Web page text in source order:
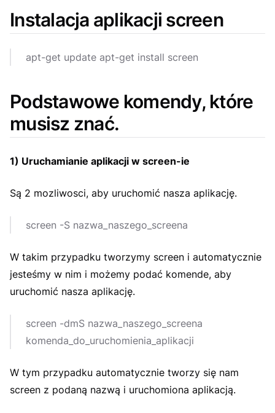
Instalacja aplikacji screen
apt-get update apt-get install screen
Podstawowe komendy, które
musisz znać.
1) Uruchamianie aplikacji w screen-ie
Są 2 mozliwosci, aby uruchomić nasza aplikację.
screen -S nazwa_naszego_screena
W takim przypadku tworzymy screen i automatycznie
jesteśmy w nim i możemy podać komende, aby
uruchomić nasza aplikację.
screen -dmS nazwa_naszego_screena
komenda_do_uruchomienia_aplikacji
W tym przypadku automatycznie tworzy się nam
screen z podaną nazwą i uruchomiona aplikacją.